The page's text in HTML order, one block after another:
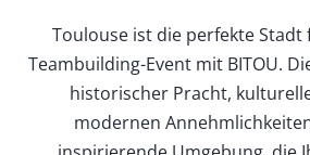
Toulouse ist die perfekte Stadt
Teambuilding-Event mit BITOU.
historischer Pracht,
modernen